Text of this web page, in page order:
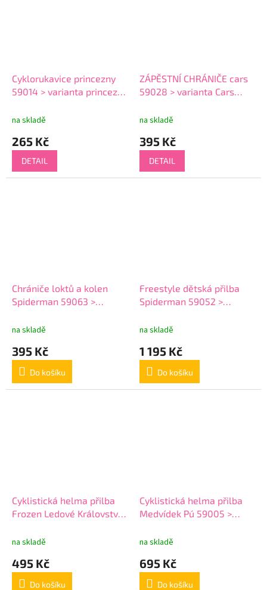
Cyklorukavice princezny
59014 > varianta princezny
na skladě
265 Kč
DETAIL
ZÁPĚSTNÍ CHRÁNIČE cars
59028 > varianta Cars
na skladě
395 Kč
DETAIL
Chrániče loktů a kolen
Spiderman 59063 >
na skladě
395 Kč
Do košíku
Freestyle dětská přilba
Spiderman 59052 >
na skladě
1 195 Kč
Do košíku
Cyklistická helma přilba
Frozen Ledové Království >
na skladě
495 Kč
Do košíku
Cyklistická helma přilba
Medvídek Pú 59005 >
59005
na skladě
695 Kč
Do košíku